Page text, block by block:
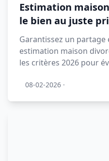
Estimation
le bien au juste
Garantissez un partage
estimation maison
les critères 2026 pour
08-02-2026 ·